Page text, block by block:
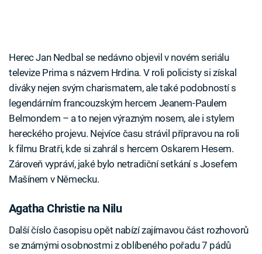
Herec Jan Nedbal se nedávno objevil v novém seriálu
televize Prima s názvem Hrdina. V roli policisty si získal
diváky nejen svým charismatem, ale také podobností s
legendárním francouzským hercem Jeanem-Paulem
Belmondem – a to nejen výrazným nosem, ale i stylem
hereckého projevu. Nejvíce času strávil přípravou na roli
k filmu Bratři, kde si zahrál s hercem Oskarem Hesem.
Zároveň vypráví, jaké bylo netradiční setkání s Josefem
Mašínem v Německu.
Agatha Christie na Nilu
Další číslo časopisu opět nabízí zajímavou část rozhovorů
se známými osobnostmi z oblíbeného pořadu 7 pádů